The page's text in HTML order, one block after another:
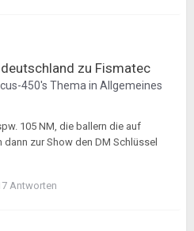
zu Fismatec
450's Thema in Allgemeines
105 NM, die ballern die auf
zur Show den DM Schlüssel
Antworten